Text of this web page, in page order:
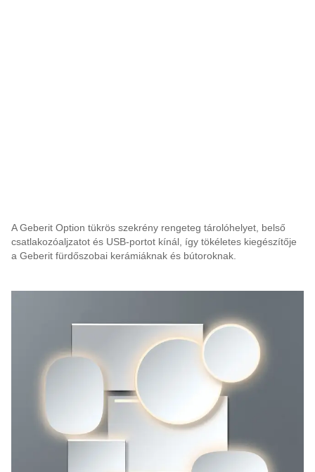
A Geberit Option tükrös szekrény rengeteg tárolóhelyet, belső
csatlakozóaljzatot és USB-portot kínál, így tökéletes kiegészítője
a Geberit fürdőszobai kerámiáknak és bútoroknak.